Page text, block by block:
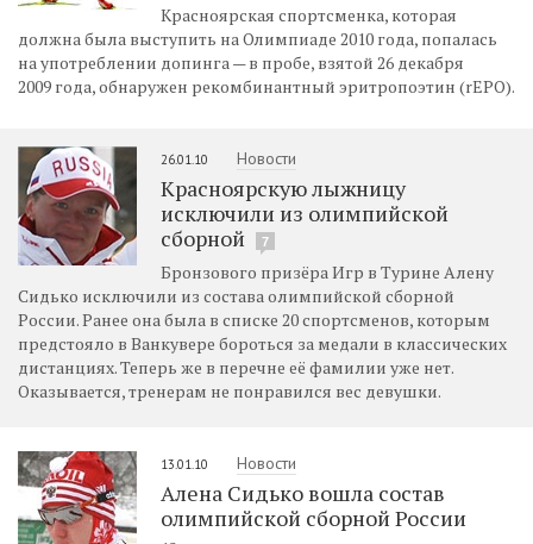
Красноярская спортсменка, которая
должна была выступить на Олимпиаде 2010 года, попалась
на употреблении допинга — в пробе, взятой 26 декабря
2009 года, обнаружен рекомбинантный эритропоэтин (rEPO).
26.01.10 Новости
Красноярскую лыжницу
исключили из олимпийской
сборной
7
Бронзового призёра Игр в Турине Алену
Сидько исключили из состава олимпийской сборной
России. Ранее она была в списке 20 спортсменов, которым
предстояло в Ванкувере бороться за медали в классических
дистанциях. Теперь же в перечне её фамилии уже нет.
Оказывается, тренерам не понравился вес девушки.
13.01.10 Новости
Алена Сидько вошла состав
олимпийской сборной России